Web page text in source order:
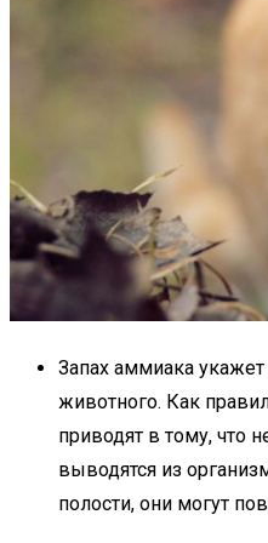
Запах аммиака
животного. Как
приводят в тому, что
выводятся из
полости, они могут